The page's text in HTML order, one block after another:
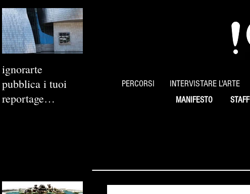
ignorarte
pubblica i tuoi
reportage
PERCORSI INTERVISTARE L'ARTE
MANIFESTO STAFF